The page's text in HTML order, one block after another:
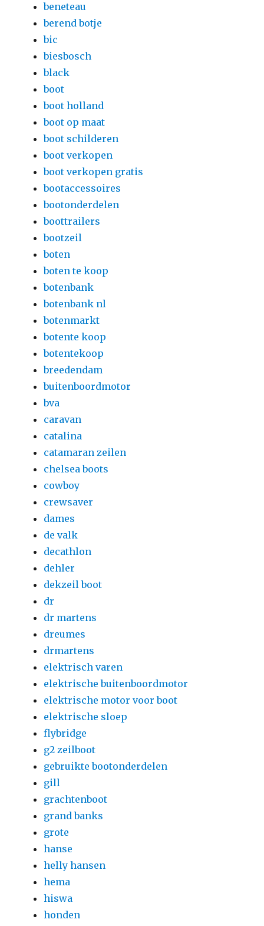
beneteau
berend botje
bic
biesbosch
black
boot
boot holland
boot op maat
boot schilderen
boot verkopen
boot verkopen gratis
bootaccessoires
bootonderdelen
boottrailers
bootzeil
boten
boten te koop
botenbank
botenbank nl
botenmarkt
botente koop
botentekoop
breedendam
buitenboordmotor
bva
caravan
catalina
catamaran zeilen
chelsea boots
cowboy
crewsaver
dames
de valk
decathlon
dehler
dekzeil boot
dr
dr martens
dreumes
drmartens
elektrisch varen
elektrische buitenboordmotor
elektrische motor voor boot
elektrische sloep
flybridge
g2 zeilboot
gebruikte bootonderdelen
gill
grachtenboot
grand banks
grote
hanse
helly hansen
hema
hiswa
honden